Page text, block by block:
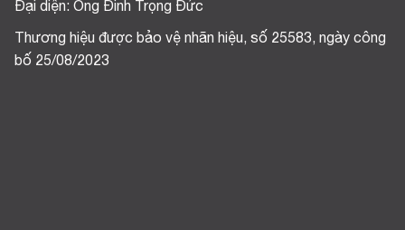
Đại diện: Ông Đinh Trọng Đức
Thương hiệu được bảo vệ nhãn hiệu, số 25583, ngày công
bố 25/08/2023